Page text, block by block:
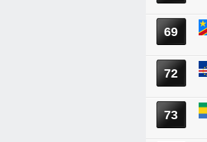
69
72
73